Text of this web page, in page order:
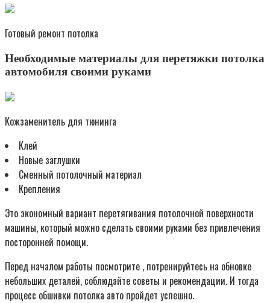
Готовый ремонт потолка
Необходимые материалы для перетяжки потолка
автомобиля своими руками
Кожзаменитель для тюнинга
Клей
Новые заглушки
Сменный потолочный материал
Крепления
Это экономный вариант перетягивания потолочной поверхности
машины, который можно сделать своими руками без привлечения
посторонней помощи.
Перед началом работы посмотрите , потренируйтесь на обновке
небольших деталей, соблюдайте советы и рекомендации. И тогда
процесс обшивки потолка авто пройдет успешно.